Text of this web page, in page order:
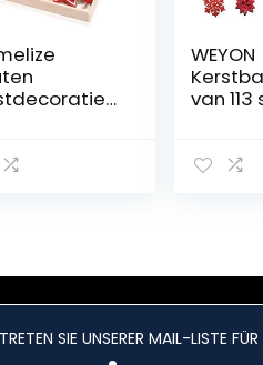
DIY
WEYON
van 113
maten
TRETEN SIE UNSERER MAIL-LISTE FÜR